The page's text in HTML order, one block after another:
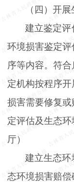
（四）开
建立鉴定评
环境损害鉴定
序等内容。符
定机构按程序
损害需要修复
定评估及生态
厅）
建立生态环
态环境损害赔